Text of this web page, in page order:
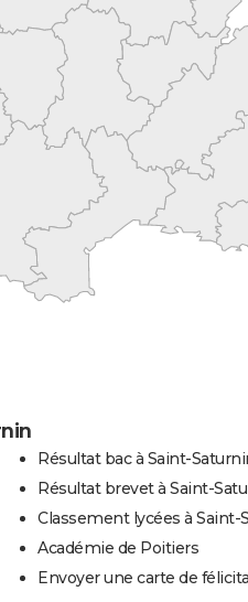
Résultat bac à Saint-
Résultat brevet à Saint-
Classement lycées à Saint-
Académie de Poitiers
Envoyer une carte de